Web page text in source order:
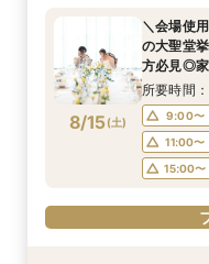
8/13(木)
9:00〜
11:00〜
15:00〜
8/13(木)
所要時間
9:00〜
11:30〜
14:00〜
8/13(木)
所要時間
9:00〜
11:00〜
15:00〜
8/13(木)
10:00〜
13:00〜
16:00〜
8/13(木)
ディング
所要時間
10:00〜
14:00〜
8/13(木)
9:00〜
11:00〜
15:00〜
8/13(木)
9:00〜
11:00〜
15:00〜
8/15(土)
＼会場使
の大聖堂
方必見◎家
所要時間
9:00〜
11:00〜
15:00〜